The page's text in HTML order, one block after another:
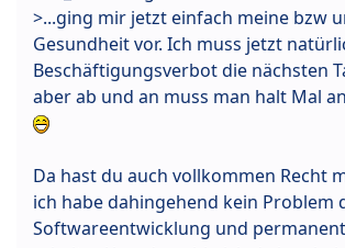
>...ging mir jetzt einfach meine bzw
Gesundheit vor. Ich muss jetzt
Beschäftigungsverbot die nächsten
aber ab und an muss man halt Mal
Da hast du auch vollkommen Recht
ich habe dahingehend kein Problem
Softwareentwicklung und